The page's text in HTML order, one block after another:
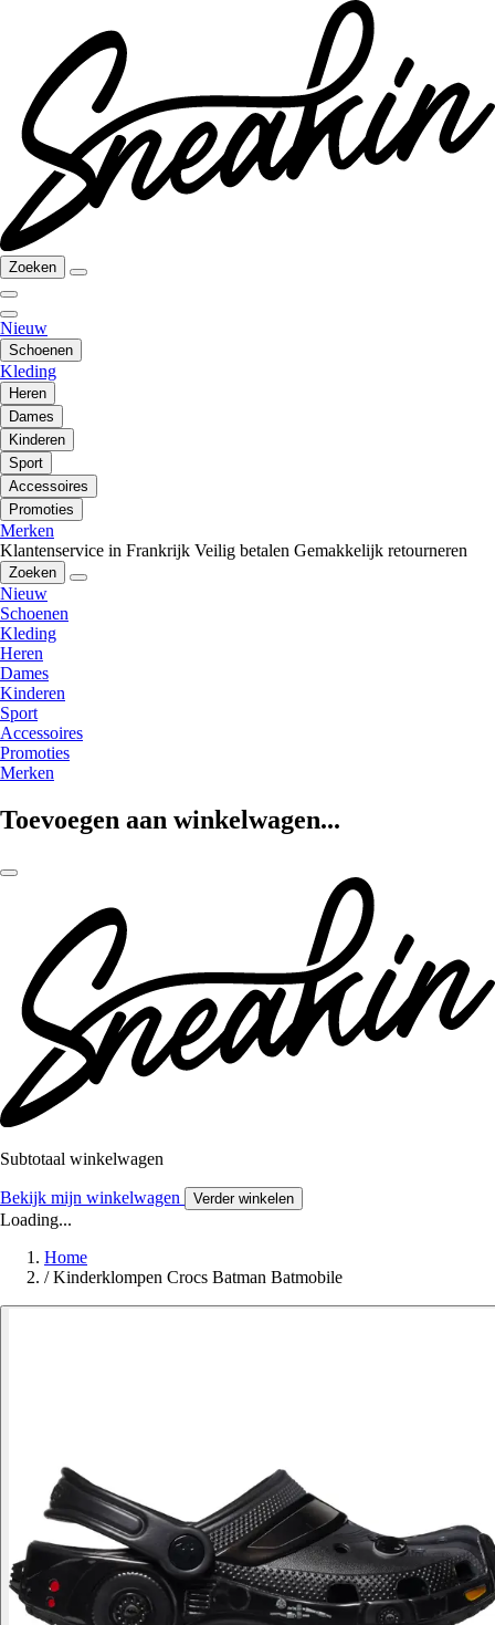
Zoeken
Nieuw
Schoenen
Kleding
Heren
Dames
Kinderen
Sport
Accessoires
Promoties
Merken
Klantenservice in Frankrijk Veilig betalen Gemakkelijk retourneren
Zoeken
Nieuw
Schoenen
Kleding
Heren
Dames
Kinderen
Sport
Accessoires
Promoties
Merken
Toevoegen aan winkelwagen...
Subtotaal winkelwagen
Bekijk mijn winkelwagen Verder winkelen
Loading...
Home
/ Kinderklompen Crocs Batman Batmobile